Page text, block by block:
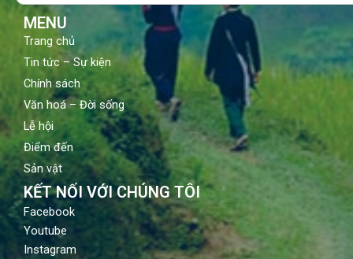
MENU
Trang chủ
Tin tức – Sự kiện
Chính sách
Văn hoá – Đời sống
Lễ hội
Điểm đến
Sản vật
KẾT NỐI VỚI CHÚNG TÔI
Facebook
Youtube
Instagram